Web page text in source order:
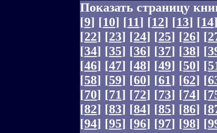
Показать страницу
[9] [10] [11] [12] [13] [14
[22] [23] [24] [25] [26] [
[34] [35] [36] [37] [38] [
[46] [47] [48] [49] [50] [
[58] [59] [60] [61] [62] [
[70] [71] [72] [73] [74] [
[82] [83] [84] [85] [86] [
[94] [95] [96] [97] [98] [